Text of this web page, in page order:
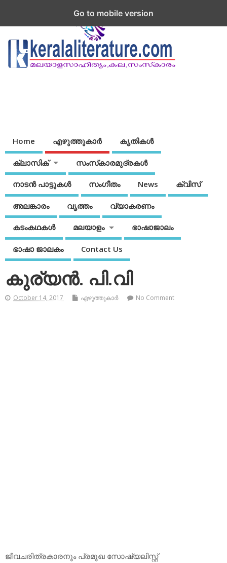
Home എഴുത്തുകാര്‍ കൃതികൾ
ക്ലാസിക് സംസ്‌കാരമുദ്രകള്‍
നാടന്‍ പാട്ടുകള്‍ സംഗീതം News ക്വിസ്
അലങ്കാരം വൃത്തം വ്യാകരണം
കടംകഥകള്‍ മലയാളം ഭാഷാജാലം
ഭാഷാ ജാലകം Contact Us
കുര്യന്‍. പി.വി
October 14, 2017 എഴുത്തുകാര്‍ No Comment
ജീവചരിത്രകാരനും പ്രമുഖ സോഷ്യലിസ്റ്റ്
Go to mobile version